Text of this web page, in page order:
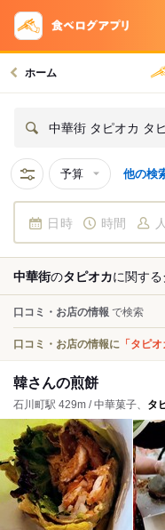
ホーム
中華街 タピオカ タ
予算 他の検
日時 時間
中華街のタピオカに関する
口コミ・お店の情報 で検索
口コミ・お店の情報に 「タピオ
韓さんの煎餅
石川町駅 429m / 中華菓子、 タ